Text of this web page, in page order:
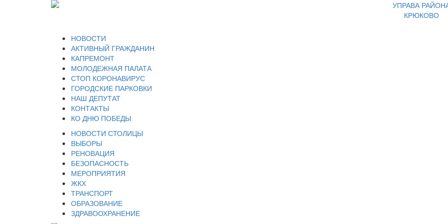
УПРАВА
КРЮКОВО
НОВОСТИ
АКТИВНЫЙ ГРАЖДАНИН
КАПРЕМОНТ
МОЛОДЕЖНАЯ ПАЛАТА
СТОП КОРОНАВИРУС
ГОРОДСКИЕ ПАРКОВКИ
НАШ ДЕПУТАТ
КОНТАКТЫ
КО ДНЮ ПОБЕДЫ
НОВОСТИ СТОЛИЦЫ
ВЫБОРЫ
РЕНОВАЦИЯ
БЕЗОПАСНОСТЬ
МЕРОПРИЯТИЯ
ЖКХ
ТРАНСПОРТ
ОБРАЗОВАНИЕ
ЗДРАВООХРАНЕНИЕ